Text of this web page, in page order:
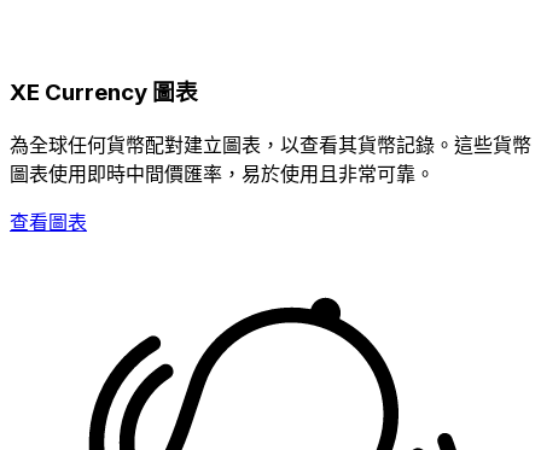
XE Currency 圖表
為全球任何貨幣配對建立圖表，以查看其貨幣記錄。這些貨幣
圖表使用即時中間價匯率，易於使用且非常可靠。
查看圖表